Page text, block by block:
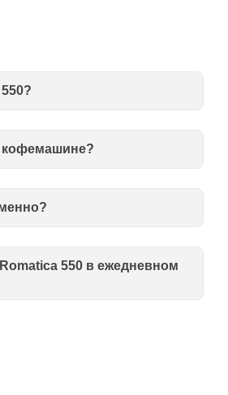
кофемашине?
550 в ежедневном